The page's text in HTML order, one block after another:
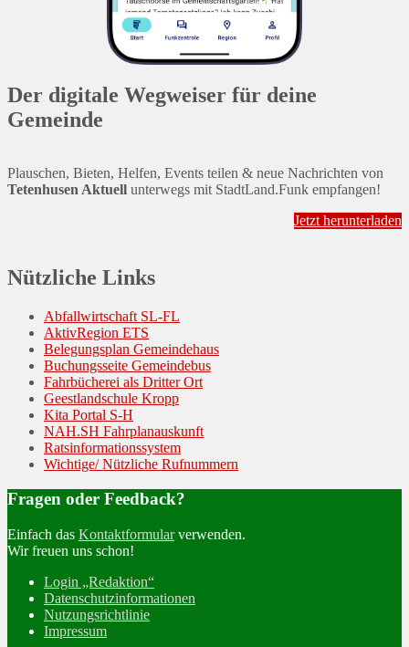
Der digitale Wegweiser für deine
Gemeinde
Plauschen, Bieten, Helfen, Events teilen & neue Nachrichten von
Tetenhusen Aktuell unterwegs mit StadtLand.Funk empfangen!
Jetzt herunterladen
Nützliche Links
Abfallwirtschaft SL-FL
AktivRegion ETS
Belegungsplan Gemeindehaus
Buchungsseite Gemeindebus
Fahrbücherei als Dritter Ort
Geestlandschule Kropp
Kita Portal S-H
NAH.SH Fahrplanauskunft
Ratsinformationssystem
Wichtige/ Nützliche Rufnummern
Fragen oder Feedback?
Einfach das Kontaktformularverwenden.
Wir freuen uns schon!
Login „Redaktion“
Datenschutzinformationen
Nutzungsrichtlinie
Impressum